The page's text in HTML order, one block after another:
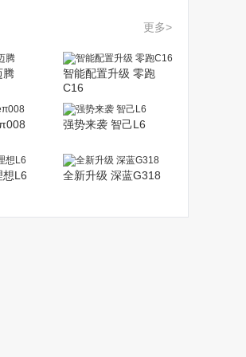
更多>
腾
智能配置升级 零跑
C16
强势来袭 智己L6
想L6 全新升级 深蓝G318